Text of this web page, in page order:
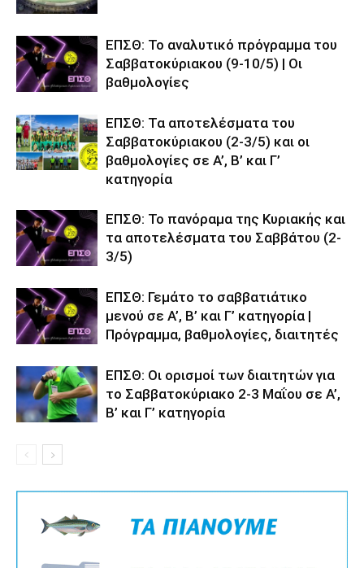
ΕΠΣΘ: Το αναλυτικό πρόγραμμα του
Σαββατοκύριακου (9-10/5) | Οι
βαθμολογίες
ΕΠΣΘ: Τα αποτελέσματα του
Σαββατοκύριακου (2-3/5) και οι
βαθμολογίες σε Α’, Β’ και Γ’
κατηγορία
ΕΠΣΘ: Το πανόραμα της Κυριακής και
τα αποτελέσματα του Σαββάτου (2-
3/5)
ΕΠΣΘ: Γεμάτο το σαββατιάτικο
μενού σε Α’, Β’ και Γ’ κατηγορία |
Πρόγραμμα, βαθμολογίες, διαιτητές
ΕΠΣΘ: Οι ορισμοί των διαιτητών για
το Σαββατοκύριακο 2-3 Μαΐου σε Α’,
Β’ και Γ’ κατηγορία